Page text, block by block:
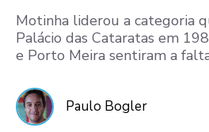
Motinha liderou a categoria
Palácio das Cataratas em
e Porto Meira sentiram a
Paulo Bogler